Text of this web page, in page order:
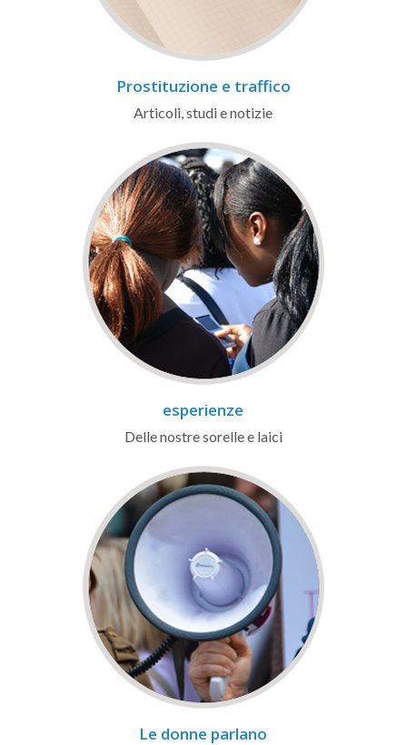
Prostituzione e traffico
Articoli, studi e notizie
esperienze
Delle nostre sorelle e laici
Le donne parlano